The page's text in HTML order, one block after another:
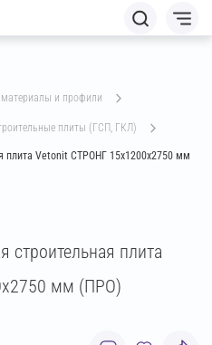
материалы и профили
плиты (ГСП, ГКЛ)
плита Vetonit СТРОНГ 15х1200х2750 мм
строительная плита
мм (ПРО)